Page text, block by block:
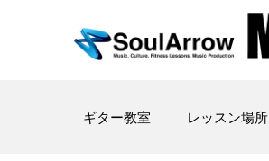
ギター教室 レッスン場所